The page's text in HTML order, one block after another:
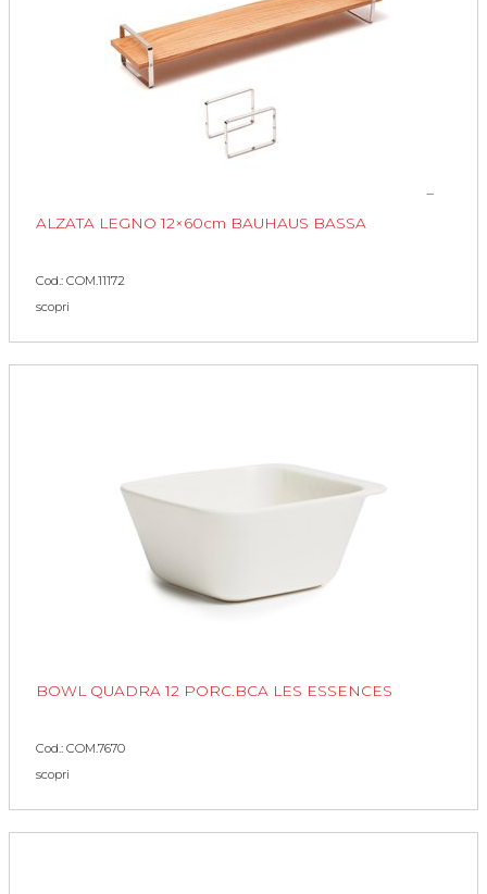
ALZATA LEGNO 12×60cm BAUHAUS BASSA
Cod.: COM.11172
scopri
BOWL QUADRA 12 PORC.BCA LES ESSENCES
Cod.: COM.7670
scopri